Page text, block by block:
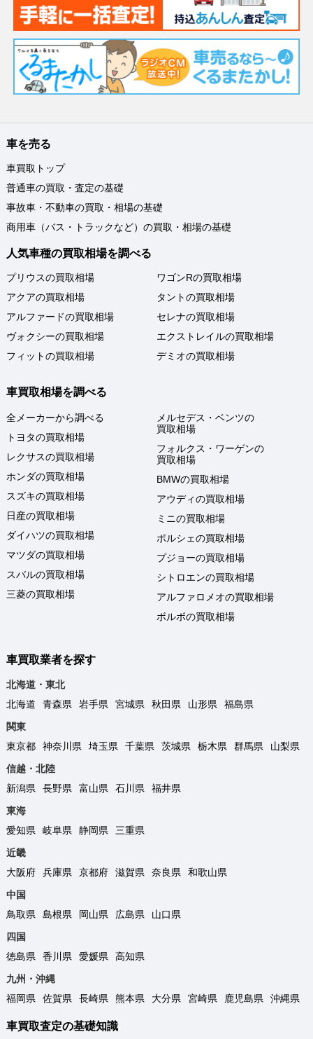
車を売る
車買取トップ
普通車の買取・査定の基礎
事故車・不動車の買取・相場の基礎
商用車（バス・トラックなど）の買取・相場の基礎
人気車種の買取相場を調べる
プリウスの買取相場
アクアの買取相場
アルファードの買取相場
ヴォクシーの買取相場
フィットの買取相場
ワゴンRの買取相場
タントの買取相場
セレナの買取相場
エクストレイルの買取相場
デミオの買取相場
車買取相場を調べる
全メーカーから調べる
トヨタの買取相場
レクサスの買取相場
ホンダの買取相場
スズキの買取相場
日産の買取相場
ダイハツの買取相場
マツダの買取相場
スバルの買取相場
三菱の買取相場
メルセデス・ベンツの
買取相場
フォルクス・ワーゲンの
買取相場
BMWの買取相場
アウディの買取相場
ミニの買取相場
ポルシェの買取相場
プジョーの買取相場
シトロエンの買取相場
アルファロメオの買取相場
ボルボの買取相場
車買取業者を探す
北海道・東北
北海道
青森県 岩手県 宮城県 秋田県 山形県
福島県
関東
東京都
神奈川県 埼玉県 千葉県 茨城県 栃木県 群馬県
山梨県
信越・北陸
新潟県
長野県 富山県 石川県
福井県
東海
愛知県
岐阜県 静岡県
三重県
近畿
大阪府
兵庫県 京都府 滋賀県 奈良県
和歌山県
中国
鳥取県
島根県 岡山県 広島県
山口県
四国
徳島県
香川県 愛媛県
高知県
九州・沖縄
福岡県
佐賀県 長崎県 熊本県 大分県 宮崎県 鹿児島県 沖縄県
車買取査定の基礎知識